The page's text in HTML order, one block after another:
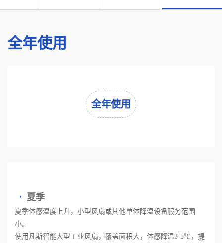
全年使用
全年使用
夏季
夏季体感温度上升，小型风扇或其他单体降温设备服务范围
小。
使用凡斯智能大型工业风扇，覆盖面积大，体感降温3-5℃，提